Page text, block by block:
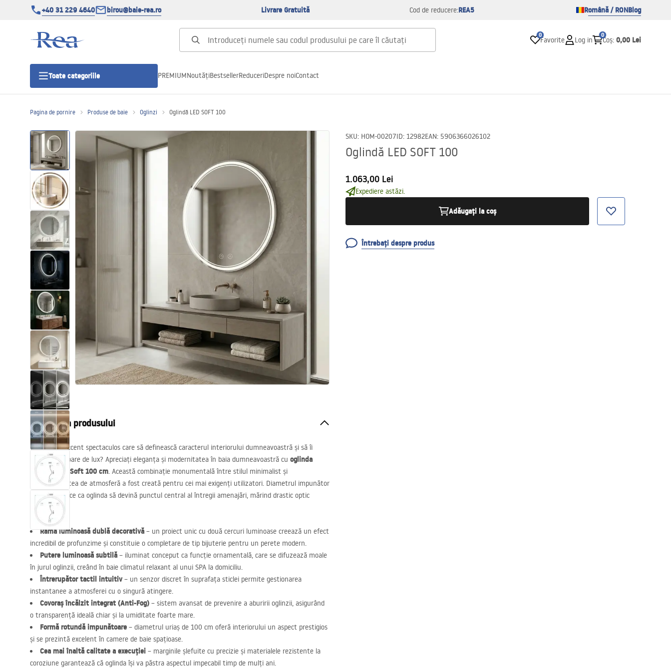
+40 31 229 4640 birou@baie-rea.ro Livrare Gratuită Cod de reducere:REA5 Română / RONBlog
0
Favorite Log in
0
Coș: 0,00 Lei
Toate categoriile
Usi pentru cabine de dus
Cadite de dus
Rigole Liniare
Vase WC si Bideuri
Lavoare
Cazi cu paravane
Baterii sanitare
Dusuri
Bucatarie
Accesorii și mobilier pentru baie
PREMIUMNoutățiBestsellerReduceriDespre noiContact
Pagina de pornire Produse de baie Oglinzi Oglindă LED SOFT 100
SKU: HOM-00207ID: 12982EAN: 5906366026102
Oglindă LED SOFT 100
1.063,00 Lei
Expediere astăzi.
Adăugați la coș
Întrebați despre produs
Descrierea produsului
Căutați un accent spectaculos care să definească caracterul interiorului dumneavoastră și să îi
ofere o amploare de lux? Apreciați eleganța și modernitatea în baia dumneavoastră cu oglinda
rotundă
Soft 100 cm. Această combinație monumentală între stilul minimalist și
funcționalitatea de atmosferă a fost creată pentru cei mai exigenți utilizatori. Diametrul impunător
de 100 cm face ca oglinda să devină punctul central al întregii amenajări, mărind drastic optic
spațiul băii.
Ramă luminoasă dublă decorativă – un proiect unic cu două cercuri luminoase creează un efect
incredibil de profunzime și constituie o completare de tip bijuterie pentru un perete modern.
Putere luminoasă subtilă – iluminat conceput ca funcție ornamentală, care se difuzează moale
în jurul oglinzii, creând în baie climatul relaxant al unui SPA la domiciliu.
Întrerupător tactil intuitiv– un senzor discret în suprafața sticlei permite gestionarea
instantanee a atmosferei cu o singură atingere.
Covoraș încălzit integrat (Anti-Fog) – sistem avansat de prevenire a aburirii oglinzii, asigurând
o transparență ideală chiar și la umiditate foarte mare.
Formă rotundă impunătoare – diametrul uriaș de 100 cm oferă interiorului un aspect prestigios
și se prezintă excelent în camere de baie spațioase.
Cea mai înaltă calitate a execuției – marginile șlefuite cu precizie și materialele rezistente la
coroziune garantează că oglinda își va păstra aspectul impecabil timp de mulți ani.